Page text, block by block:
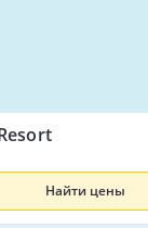
Найти цены